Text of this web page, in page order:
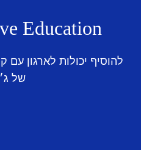
Education
להוסיף יכולות לארגון
של